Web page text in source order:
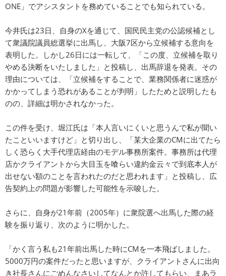
ONE」でアシスタントを務めていることでも知られている。
今井氏は23日、自身のXを通じて、国民民主党の公認候補とし
て衆議院議員総選挙に出馬し、大阪7区から立候補する意向を
表明した。しかし26日には一転して、「この度、立候補を取り
やめる決断をいたしました」と投稿し、出馬辞退を発表。その
理由については、「立候補をすることで、業務関係者に迷惑が
かかってしまう恐れがあることが判明」したためと説明したも
のの、詳細は明かされなかった。
この件を受け、堀江氏は「本人言いにくいと思うんで私が聞い
たこといいますけど」と切り出し、「某大企業のCMに出てたら
しく恐らく大手代理店経由のモデル事務所案件。事務所は代理
店かクライアントから大目玉を喰らい違約金云々で到底本人が
出せない額のことを言われたのだと思われます」と投稿し、広
告契約上の問題が影響した可能性を示唆した。
さらに、自身が21年前（2005年）に衆院選へ出馬した際の経
験を振り返り、次のように明かした。
「かく言う私も21年前出馬した時にCMを一本飛ばしました。
5000万円の案件だったと思いますが、クライアントさんに出向
き社長さんにごめんなさいしてなんとか許してもらい、まあラ